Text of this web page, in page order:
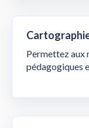
Permettez aux
pédagogiques